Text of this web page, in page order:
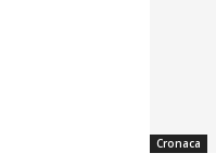
Cronaca